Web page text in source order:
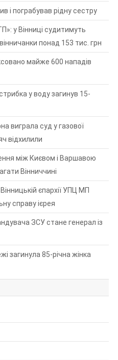
і пограбував рідну сестру
у Вінниці судитимуть
понад 153 тис. грн
майже 600 нападів
у воду загинув 15-
виграла суд у газової
відхилили
між Києвом і Варшавою
Вінниччині
єпархії УПЦ МП
справу ієрея
ЗСУ стане генерал із
загинула 85-річна жінка